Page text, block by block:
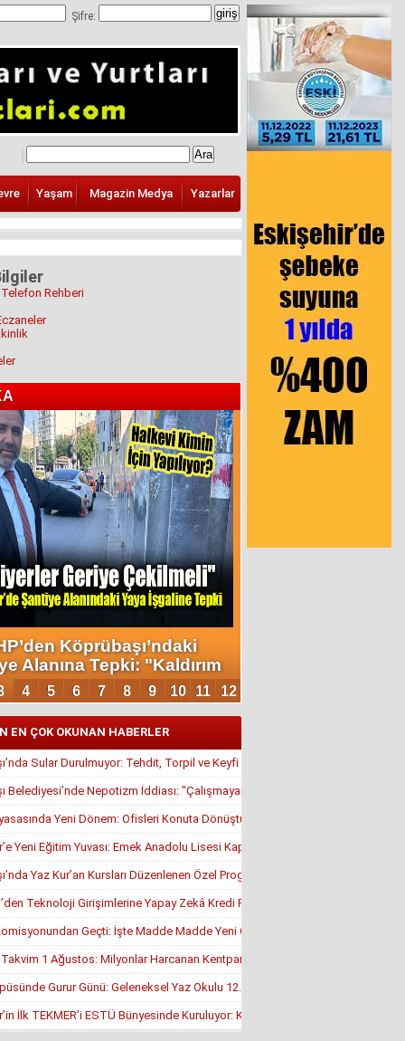
Şifre:
Yaşam Magazin Medya Yazarlar
Rehberi
EN ÇOK OKUNAN HABERLER
Sular Durulmuyor: Tehdit, Torpil ve Keyfi Atamalar Gündemde
Belediyesi’nde Nepotizm İddiası: "Çalışmayan Kaldı, Çavuş İstifa Ettirildi"
Yeni Dönem: Ofisleri Konuta Dönüştürmek İçin Son Tarih 1
Yeni Eğitim Yuvası: Emek Anadolu Lisesi Kapılarını Açmaya Hazırlanıyor
Yaz Kur’an Kursları Düzenlenen Özel Programla Açıldı
Teknoloji Girişimlerine Yapay Zekâ Kredi Programı
Geçti: İşte Madde Madde Yeni Öğrenci Affı Rehberi
Takvim 1 Ağustos: Milyonlar Harcanan Kentpark Plajı Ne Zaman Açılacak?
Gurur Günü: Geleneksel Yaz Okulu 12. Kez Kapanış Yaptı
İlk TEKMER’i ESTÜ Bünyesinde Kuruluyor: KOSGEB Onayı Geldi